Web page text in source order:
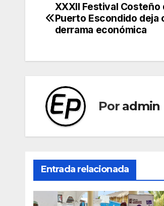
Navegación
de
XXXII Festival Costeño
Puerto Escondido deja
derrama económica
Por admin
Entrada relacionada